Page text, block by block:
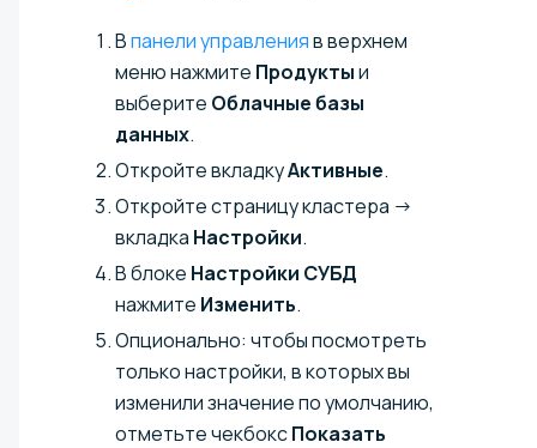
Впанели управленияв верхнем
меню нажмите Продуктыи
выберите Облачные базы
данных.
Откройте вкладкуАктивные.
Откройте страницу кластера →
вкладка Настройки.
В блоке Настройки СУБД
нажмите Изменить.
Опционально: чтобы посмотреть
только настройки, в которых вы
изменили значение по умолчанию,
отметьте чекбоксПоказать